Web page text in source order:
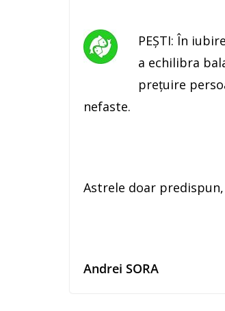
PEŞTI: În
a echilibra
preţuire
nefaste.
Astrele doar
Andrei SORA